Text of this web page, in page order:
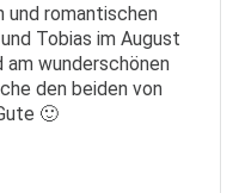
und romantischen
Tobias im August
wunderschönen
den beiden von
🙂